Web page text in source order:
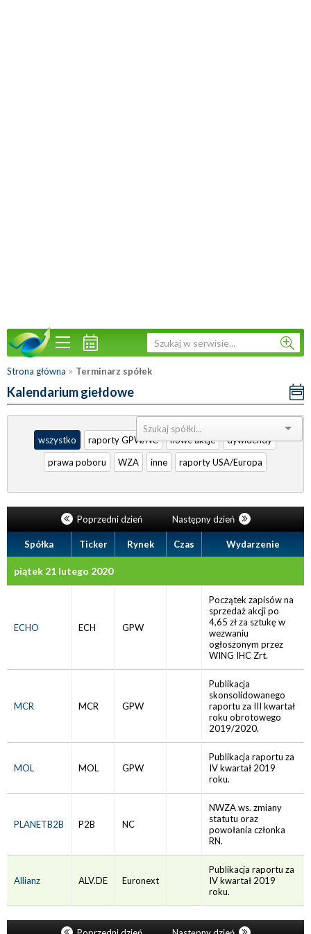
Strona główna » Terminarz spółek
Kalendarium giełdowe
Sortuj:
wszystko
raporty GPW/NC nowe akcje
dywidendy
prawa poboru
WZA inne raporty USA/Europa
Poprzedni dzień Następny dzień
Spółka Ticker Rynek Czas Wydarzenie
piątek 21 lutego 2020
ECHO ECH GPW
Początek zapisów na
sprzedaż akcji po
4,65 zł za sztukę w
wezwaniu
ogłoszonym przez
WING IHC Zrt.
MCR MCR GPW
Publikacja
skonsolidowanego
raportu za III kwartał
roku obrotowego
2019/2020.
MOL MOL GPW
Publikacja raportu za
IV kwartał 2019
roku.
PLANETB2B P2B NC
NWZA ws. zmiany
statutu oraz
powołania członka
RN.
Allianz ALV.DE Euronext
Publikacja raportu za
IV kwartał 2019
roku.